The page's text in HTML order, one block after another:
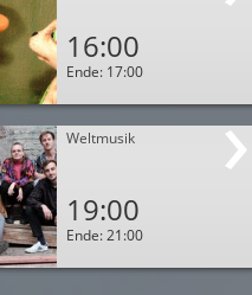
16:00
Ende: 17:00
Weltmusik
19:00
Ende: 21:00